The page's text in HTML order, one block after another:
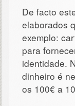
De facto
elaborados
exemplo:
para
identidade.
dinheiro é
os 100€ a